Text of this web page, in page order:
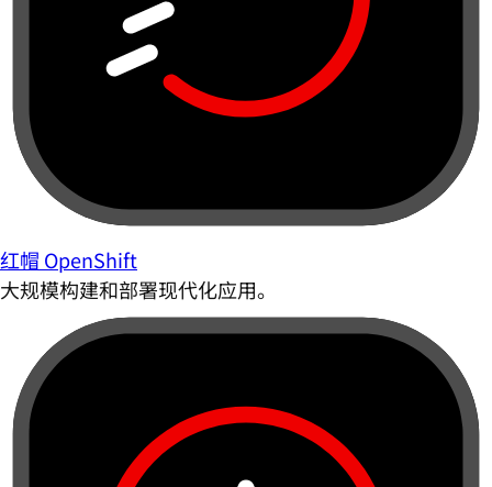
红帽 OpenShift
大规模构建和部署现代化应用。